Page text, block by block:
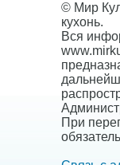
© Мир
кухонь.
Вся
При